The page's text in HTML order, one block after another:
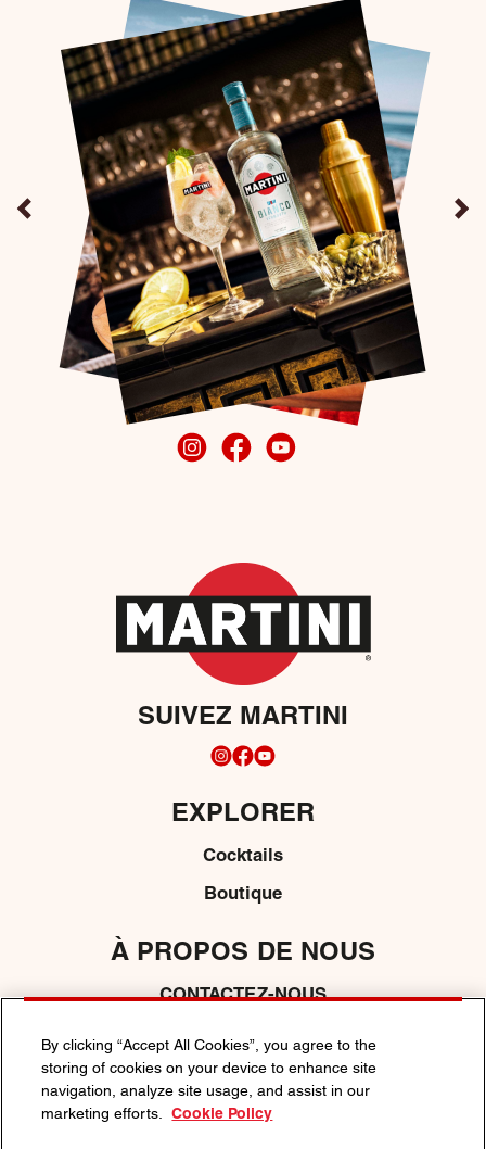
SUIVEZ MARTINI
EXPLORER
Cocktails
Boutique
À PROPOS DE NOUS
CONTACTEZ-NOUS
POLITIQUE DE CONFIDENTIALITÉ
POLITIQUE DE COOKIECONDITIONS GÉNÉRALES
By clicking “Accept All Cookies”, you agree to the
storing of cookies on your device to enhance site
navigation, analyze site usage, and assist in our
marketing efforts.
Cookie Policy